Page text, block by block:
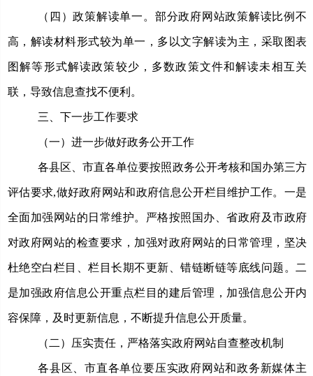
（四）政策解读单一。 部分政府网站政策解读比例不
高，解读材料形式较为单一，多以文字解读为主，采取图表
图解等形式解读政策较少，多数政策文件和解读未相互关
联，导致信息查找不便利。
三、下一步工作要求
（一）进一步做好政务公开工作
各县区、市直各单位要按照政务公开考核和国办第三方
评估要求,做好政府网站和政府信息公开栏目维护工作。一是
全面加强网站的日常维护。严格按照国办、省政府及市政府
对政府网站的检查要求，加强对政府网站的日常管理，坚决
杜绝空白栏目、栏目长期不更新、错链断链等底线问题 。二
是加强政府信息公开重点栏目的建后管理，加强信息公开内
容保障，及时更新信息，不断提升信息公开质量。
（二）压实责任，严格落实政府网站自查整改机制
各县区、市直各单位要压实政府网站和政务新媒体主